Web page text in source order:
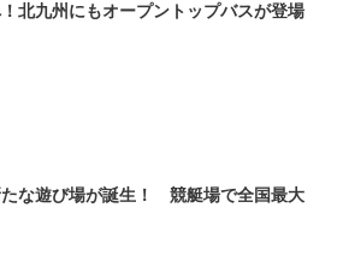
北九州にもオープントップバスが登場
な遊び場が誕生！ 競艇場で全国最大